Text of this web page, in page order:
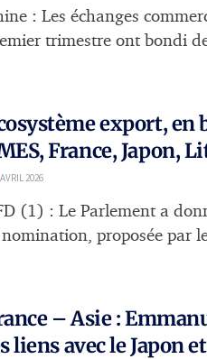
: Les échanges
trimestre ont bondi
export, en
France, Japon,
2026
(1) : Le Parlement a
proposée par
– Asie :
liens avec le Japon